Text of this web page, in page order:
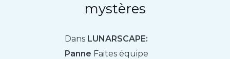
mystères
Dans LUNARSCAPE:
Panne Faites équipe